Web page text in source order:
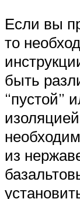
Если вы
то
быть
“пустой”
из